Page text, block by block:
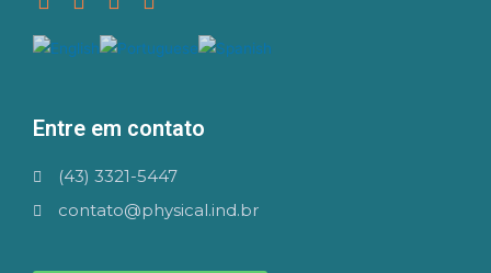
Entre em contato
(43) 3321-5447
contato@physical.ind.br